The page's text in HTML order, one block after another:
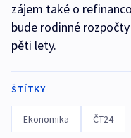
zájem také o
bude rodinné
pěti lety.
ŠTÍTKY
Ekonomika ČT24